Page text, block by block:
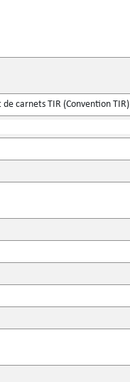
carnets TIR (Convention TIR)